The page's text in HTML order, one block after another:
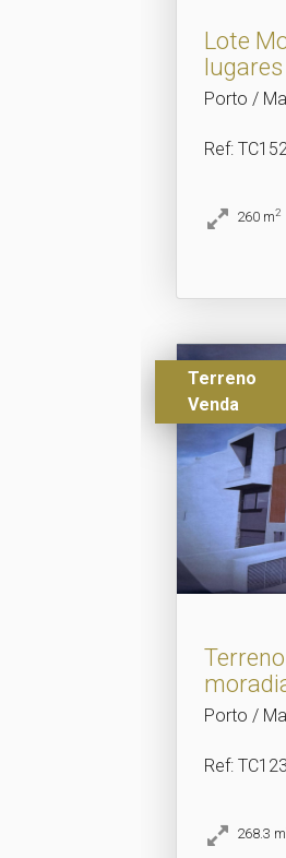
Lote
Porto /
Ref:
260 m2
Terreno
Venda
Porto /
Ref:
268.3 m